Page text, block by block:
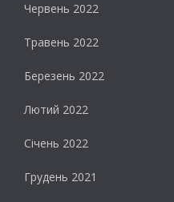
Червень 2022
Травень 2022
Березень 2022
Лютий 2022
Січень 2022
Грудень 2021